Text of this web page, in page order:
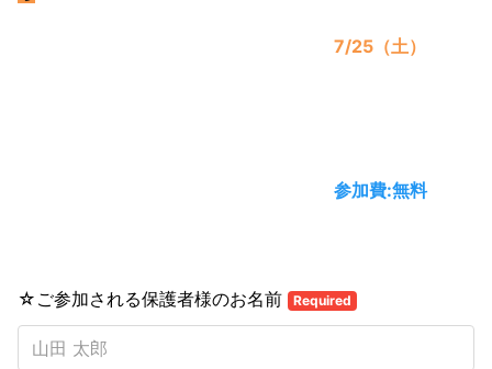
7/25（土）
参加費:無料
☆ご参加される保護者様のお名前 Required